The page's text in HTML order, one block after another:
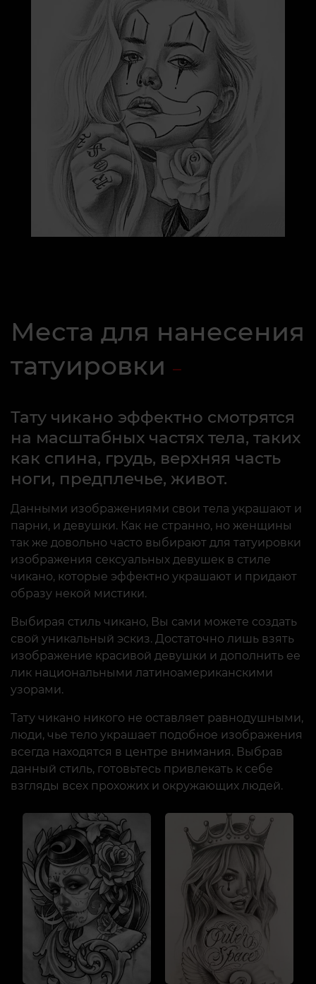
Места для нанесения
татуировки
Тату чикано эффектно смотрятся
на масштабных частях тела, таких
как спина, грудь, верхняя часть
ноги, предплечье, живот.
Данными изображениями свои тела украшают и
парни, и девушки. Как не странно, но женщины
так же довольно часто выбирают для татуировки
изображения сексуальных девушек в стиле
чикано, которые эффектно украшают и придают
образу некой мистики.
Выбирая стиль чикано, Вы сами можете создать
свой уникальный эскиз. Достаточно лишь взять
изображение красивой девушки и дополнить ее
лик национальными латиноамериканскими
узорами.
Тату чикано никого не оставляет равнодушными,
люди, чье тело украшает подобное изображения
всегда находятся в центре внимания. Выбрав
данный стиль, готовьтесь привлекать к себе
взгляды всех прохожих и окружающих людей.